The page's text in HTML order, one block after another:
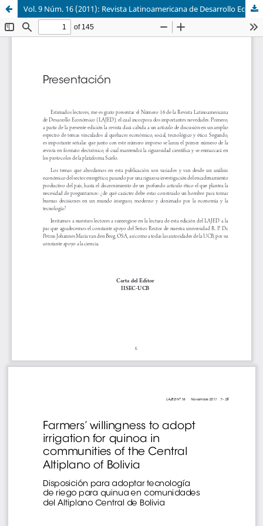
Vol. 9 Núm. 16 (2011): Revista Latinoamericana de Desarrollo Económico No. 16